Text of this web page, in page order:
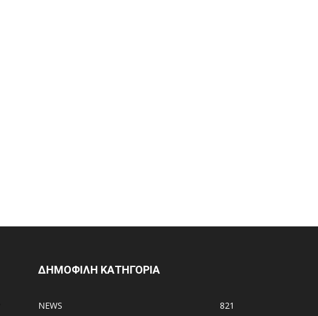
ΔΗΜΟΦΙΛΗ ΚΑΤΗΓΟΡΙΑ
NEWS 821